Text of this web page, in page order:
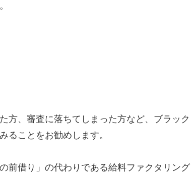
方、審査に落ちてしまった方など、ブラック
ることをお勧めします。
前借り」の代わりである給料ファクタリング